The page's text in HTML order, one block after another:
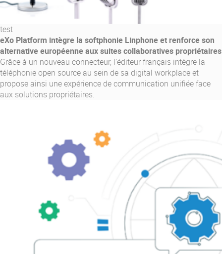
test
eXo Platform intègre la softphonie Linphone et renforce son
alternative européenne aux suites collaboratives propriétaires
Grâce à un nouveau connecteur, l’éditeur français intègre la
téléphonie open source au sein de sa digital workplace et
propose ainsi une expérience de communication unifiée face
aux solutions propriétaires.